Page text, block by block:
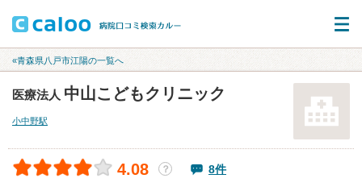
«青森県八戸市江陽の一覧へ
医療法人 中山こどもクリニック
小中野駅
4.08 ？ 8件